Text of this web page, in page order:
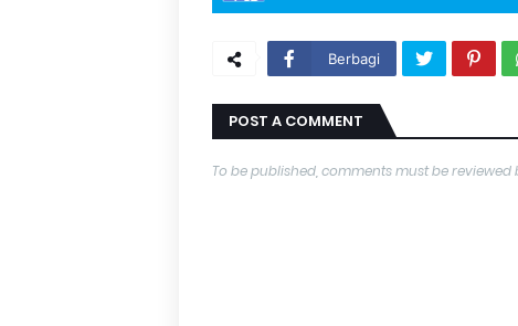
Berbagi
POST A COMMENT
To be published, comments must be